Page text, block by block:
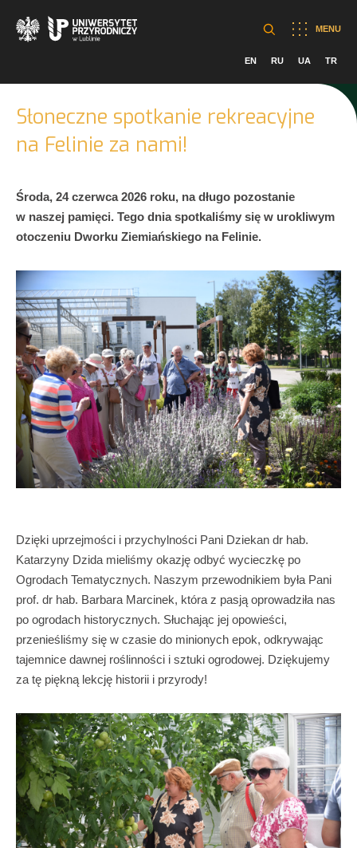
MENU
EN RU UA TR
Słoneczne spotkanie rekreacyjne
na Felinie za nami!
Środa, 24 czerwca 2026 roku, na długo pozostanie
w naszej pamięci. Tego dnia spotkaliśmy się w urokliwym
otoczeniu Dworku Ziemiańskiego na Felinie.
Dzięki uprzejmości i przychylności Pani Dziekan dr hab.
Katarzyny Dzida mieliśmy okazję odbyć wycieczkę po
Ogrodach Tematycznych. Naszym przewodnikiem była Pani
prof. dr hab. Barbara Marcinek, która z pasją oprowadziła nas
po ogrodach historycznych. Słuchając jej opowieści,
przenieśliśmy się w czasie do minionych epok, odkrywając
tajemnice dawnej roślinności i sztuki ogrodowej. Dziękujemy
za tę piękną lekcję historii i przyrody!